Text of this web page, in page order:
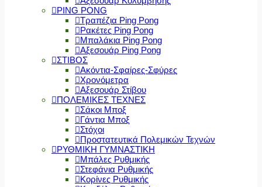
PING PONG
Τραπέζια Ping Pong
Ρακέτες Ping Pong
Μπαλάκια Ping Pong
Αξεσουάρ Ping Pong
ΣΤΙΒΟΣ
Ακόντια-Σφαίρες-Σφύρες
Χρονόμετρα
Αξεσουάρ Στίβου
ΠΟΛΕΜΙΚΕΣ ΤΕΧΝΕΣ
Σάκοι Μποξ
Γάντια Μποξ
Στόχοι
Προστατευτικά Πολεμικών Τεχνών
ΡΥΘΜΙΚΗ ΓΥΜΝΑΣΤΙΚΗ
Μπάλες Ρυθμικής
Στεφάνια Ρυθμικής
Κορίνες Ρυθμικής